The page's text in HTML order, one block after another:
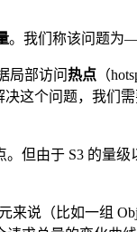
。我们称该问题
局部访问热点 （
决这个问题，我们
但由于 S3 的量
来说（比如一组